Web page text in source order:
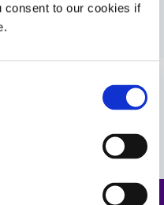
consent to our cookies if
Produkte
Produkte